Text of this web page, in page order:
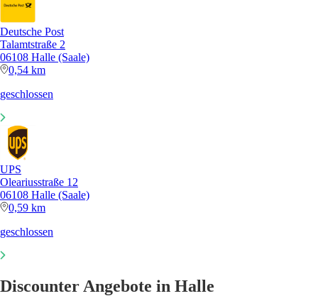
Deutsche Post
Talamtstraße 2
06108 Halle (Saale)
0,54 km
geschlossen
UPS
Oleariusstraße 12
06108 Halle (Saale)
0,59 km
geschlossen
Discounter Angebote in Halle